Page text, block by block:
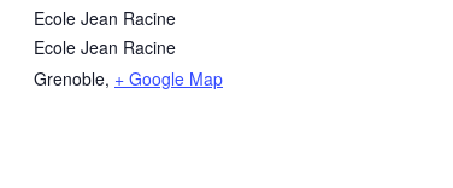
Ecole Jean Racine
Ecole Jean Racine
Grenoble, + Google Map